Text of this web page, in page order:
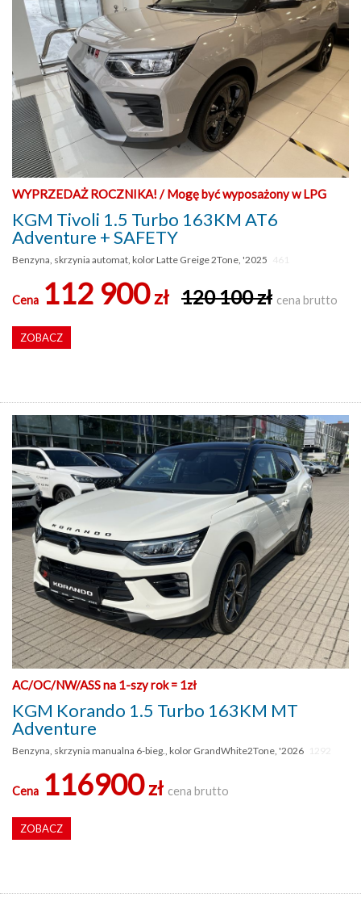
WYPRZEDAŻ ROCZNIKA! / Mogę być wyposażony w LPG
KGM Tivoli 1.5 Turbo 163KM AT6
Adventure + SAFETY
Benzyna, skrzynia automat, kolor Latte Greige 2Tone, '2025
Cena 112 900zł 120 100 zł cena brutto
ZOBACZ
AC/OC/NW/ASS na 1-szy rok = 1zł
KGM Korando 1.5 Turbo 163KM MT
Adventure
Benzyna, skrzynia manualna 6-bieg., kolor GrandWhite2Tone, '2026
Cena 116900zł cena brutto
ZOBACZ